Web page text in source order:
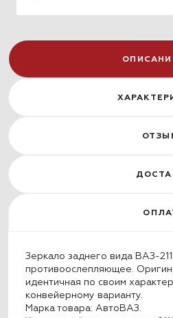
Зеркало заднего вида ВАЗ-
противоослепляющее.
идентичная по своим
конвейерному варианту.
Марка товара: АвтоВАЗ.